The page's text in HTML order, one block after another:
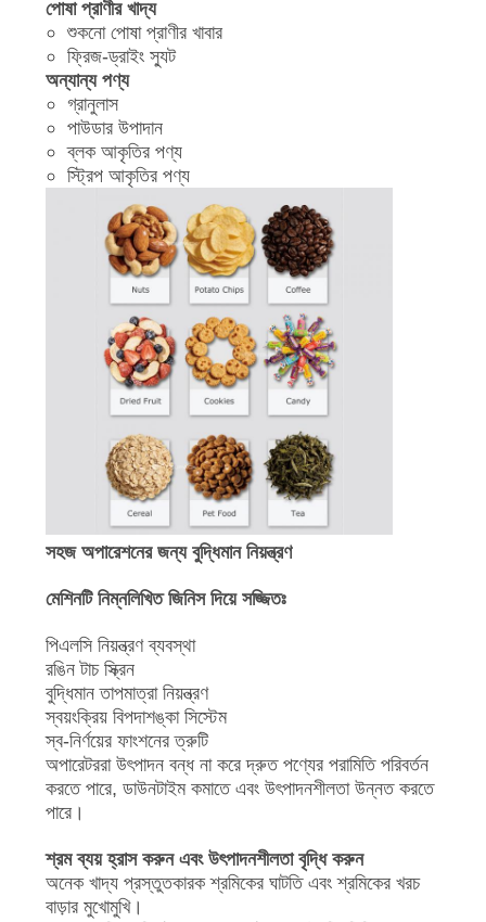
পোষা প্রাণীর খাদ্য
শুকনো পোষা প্রাণীর খাবার
ফ্রিজ-ড্রাইং স্যুট
অন্যান্য পণ্য
গ্রানুলাস
পাউডার উপাদান
ব্লক আকৃতির পণ্য
স্ট্রিপ আকৃতির পণ্য
সহজ অপারেশনের জন্য বুদ্ধিমান নিয়ন্ত্রণ
মেশিনটি নিম্নলিখিত জিনিস দিয়ে সজ্জিতঃ
পিএলসি নিয়ন্ত্রণ ব্যবস্থা
রঙিন টাচ স্ক্রিন
বুদ্ধিমান তাপমাত্রা নিয়ন্ত্রণ
স্বয়ংক্রিয় বিপদাশঙ্কা সিস্টেম
স্ব-নির্ণয়ের ফাংশনের ত্রুটি
অপারেটররা উৎপাদন বন্ধ না করে দ্রুত পণ্যের পরামিতি পরিবর্তন
করতে পারে, ডাউনটাইম কমাতে এবং উৎপাদনশীলতা উন্নত করতে
পারে।
শ্রম ব্যয় হ্রাস করুন এবং উৎপাদনশীলতা বৃদ্ধি করুন
অনেক খাদ্য প্রস্তুতকারক শ্রমিকের ঘাটতি এবং শ্রমিকের খরচ
বাড়ার মুখোমুখি।